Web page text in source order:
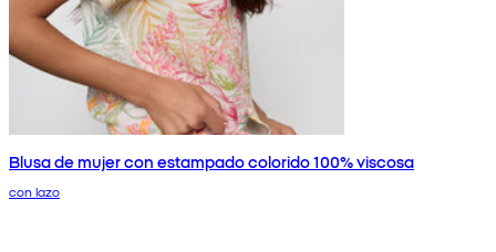
Blusa de mujer con estampado colorido 100% viscosa
con lazo